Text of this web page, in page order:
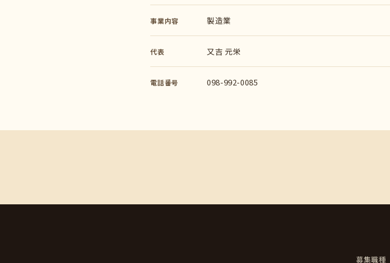
事業内容 製造業
代表 又吉 元栄
電話番号 098-992-0085
募集職種